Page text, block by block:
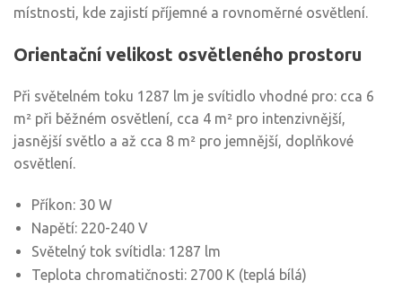
místnosti, kde zajistí příjemné a rovnoměrné osvětlení.
Orientační velikost osvětleného prostoru
Při světelném toku 1287 lm je svítidlo vhodné pro: cca 6
m² při běžném osvětlení, cca 4 m² pro intenzivnější,
jasnější světlo a až cca 8 m² pro jemnější, doplňkové
osvětlení.
Příkon: 30 W
Napětí: 220-240 V
Světelný tok svítidla: 1287 lm
Teplota chromatičnosti: 2700 K (teplá bílá)